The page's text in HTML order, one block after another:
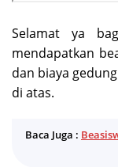
Selamat ya
mendapatkan
dan biaya
di atas.
Baca Juga :